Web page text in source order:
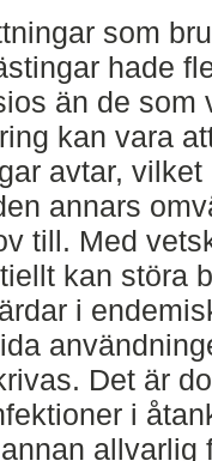
som
hade
än de som
kan vara
avtar,
annars
till. Med
kan störa
i
Det är
i
allvarlig